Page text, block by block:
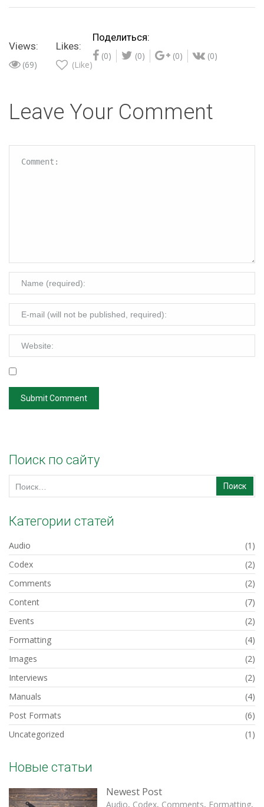
Поделиться:
(0) (0) (0) (0)
Views:
(69)
Likes:
(Like)
Leave Your Comment
Поиск по сайту
Категории статей
Audio
(1)
Codex
(2)
Comments
(2)
Content
(7)
Events
(2)
Formatting
(4)
Images
(2)
Interviews
(2)
Manuals
(4)
Post Formats
(6)
Uncategorized
(1)
Новые статьи
Newest Post
Audio, Codex, Comments, Formatting,